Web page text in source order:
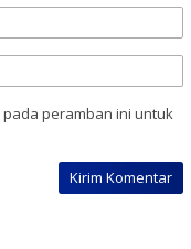
pada peramban ini untuk